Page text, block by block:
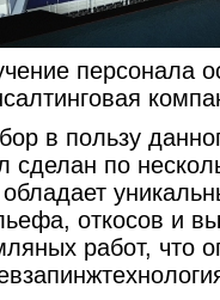
персонала
в пользу
сделан по
откосов и
работ, что